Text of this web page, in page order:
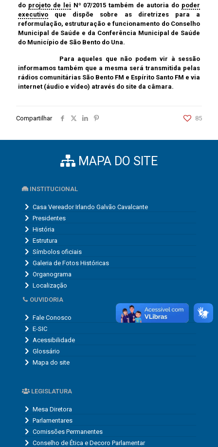
do projeto de lei Nº 07/2015 também de autoria do poder
executivoque dispõe sobre as diretrizes para a
reformulação, estruturação e funcionamento do Conselho
Municipal de Saúde e da Conferência Municipal de Saúde
do Município de São Bento do Una.
Para aqueles que não podem vir à sessão
informamos também que a mesma será transmitida pelas
rádios comunitárias São Bento FM e Espírito Santo FM e via
internet (áudio e vídeo) através do site da câmara.
Compartilhar 85
MAPA DO SITE
INSTITUCIONAL
Casa Vereador Irlando Galvão Cavalcante
Presidentes
História
Estrutura
Símbolos oficiais
Galeria de Fotos Históricas
Organograma
Localização
OUVIDORIA
Fale Conosco
E-SIC
Acessibilidade
Glossário
Mapa do site
LEGISLATURA
Mesa Diretora
Parlamentares
Comissões Permanentes
Conselho de Ética e Decoro Parlamentar